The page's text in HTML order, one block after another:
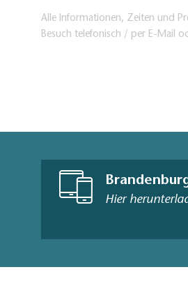
Alle Informationen, Zeiten und
Besuch telefonisch / per E-Mail
Hier